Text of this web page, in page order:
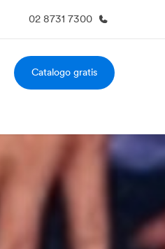
02 8731 7300
Carriera
Catalogo gratis